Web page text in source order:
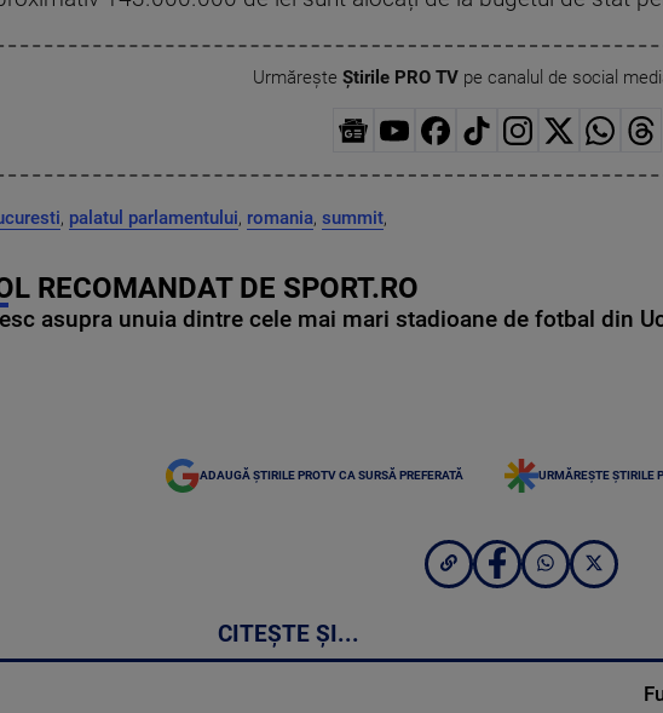
Urmărește Știrile PRO TVpe canalul de social
, palatul parlamentului, romania, summit,
RECOMANDAT DE SPORT.RO
asupra unuia dintre cele mai mari stadioane de fotbal din
ADAUGĂ ȘTIRILE PROTV CA SURSĂ PREFERATĂ URMĂREȘTE ȘTIRILE
CITEȘTE ȘI...